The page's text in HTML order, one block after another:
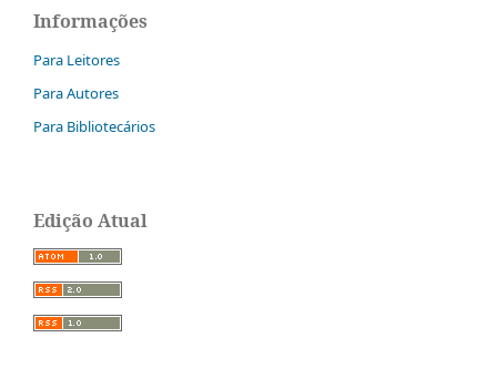
Informações
Para Leitores
Para Autores
Para Bibliotecários
Edição Atual